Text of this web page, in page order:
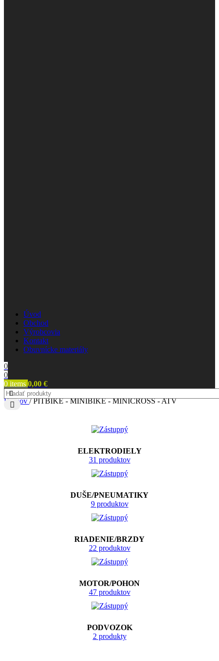
Úvod
Obchod
Výrobcovia
Kontakt
Obuvnícke materiály
0
0
0 items 0,00 €
Domov/ PITBIKE - MINIBIKE - MINICROSS - ATV
ELEKTRODIELY
31 produktov
DUŠE/PNEUMATIKY
9 produktov
RIADENIE/BRZDY
22 produktov
MOTOR/POHON
47 produktov
PODVOZOK
2 produkty